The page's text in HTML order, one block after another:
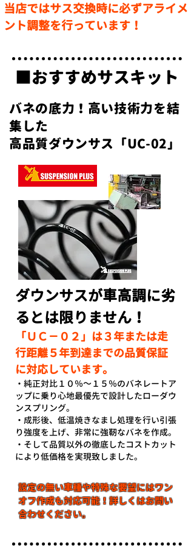
当店ではサス交換時に必ずアライメ
ント調整を行っています！
■おすすめサスキット
バネの底力！高い技術力を結
集した
​高品質ダウンサス「UC-02」
ダウンサスが車高調に劣
るとは限りません！
「ＵＣ－０２」は３年または走
行距離５年到達までの品質保証
に対応しています。
・純正対比１０％～１５％のバネレートア
ップに乗り心地最優先で設計したローダウ
ンスプリング。
・成形後、低温焼きなまし処理を行い引張
り強度を上げ、非常に強靭なバネを作成。
・そして品質以外の徹底したコストカット
により低価格を実現致しました。
​設定の無い車種や特殊な要望にはワン
オフ作成も対応可能！詳しくはお問い
合わせください。